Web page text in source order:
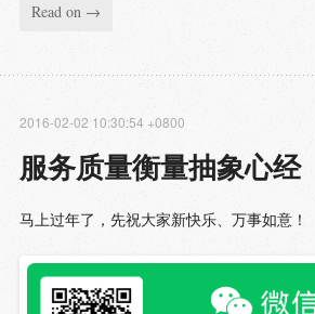
Read on →
服务质量衡量抽象心经
2016-02-02 10:30:54 +0800
马上过年了，先祝大家新快乐、万事如意！